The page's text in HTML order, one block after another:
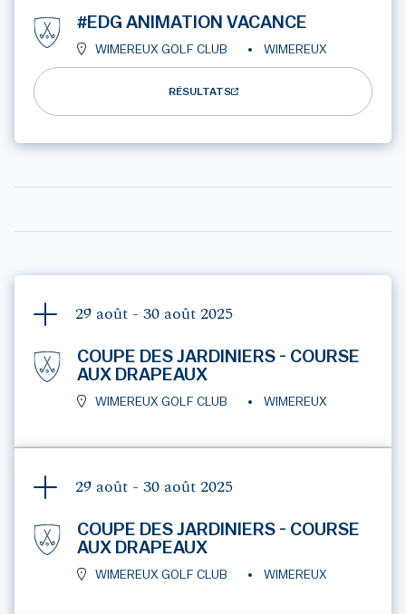
#EDG ANIMATION VACANCE
WIMEREUX GOLF CLUB WIMEREUX
RÉSULTATS
29 août - 30 août 2025
COUPE DES JARDINIERS - COURSE
AUX DRAPEAUX
WIMEREUX GOLF CLUB WIMEREUX
29 août - 30 août 2025
COUPE DES JARDINIERS - COURSE
AUX DRAPEAUX
WIMEREUX GOLF CLUB WIMEREUX